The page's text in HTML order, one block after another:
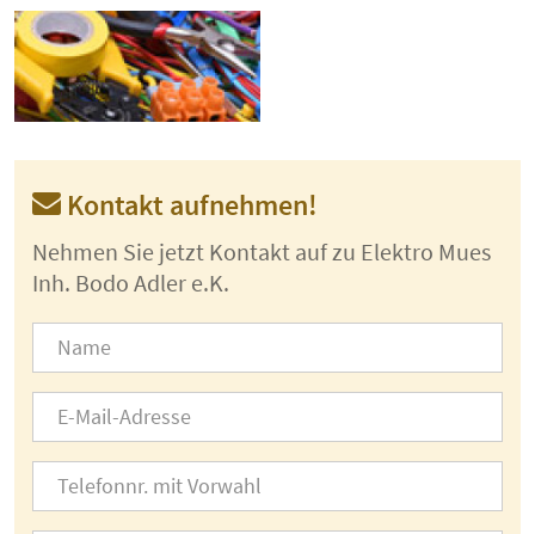
Kontakt aufnehmen!
Nehmen Sie jetzt Kontakt auf zu Elektro Mues
Inh. Bodo Adler e.K.